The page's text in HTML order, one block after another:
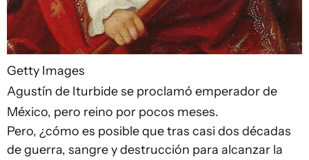
Getty Images
Agustín de Iturbide se proclamó emperador de
México, pero reino por pocos meses.
Pero, ¿cómo es posible que tras casi dos décadas
de guerra, sangre y destrucción para alcanzar la